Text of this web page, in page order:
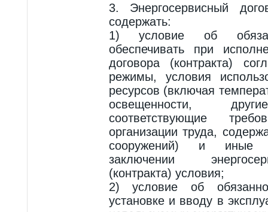
3. Энергосервисный
содержать:
1) условие об
обеспечивать при
договора (контракта)
режимы, условия
ресурсов (включая
освещенности,
соответствующие
организации труда,
сооружений) и иные
заключении
(контракта) условия;
2) условие об
установке и вводу в